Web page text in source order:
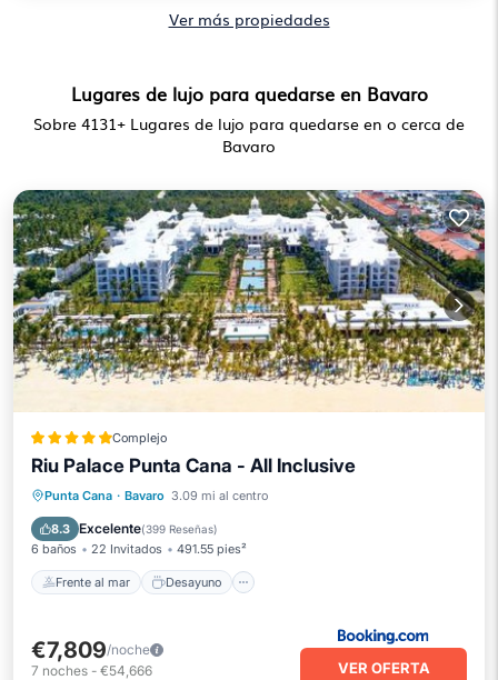
Ver más propiedades
Lugares de lujo para quedarse en Bavaro
Sobre 4131+ Lugares de lujo para quedarse en o cerca de
Bavaro
Complejo
Riu Palace Punta Cana - All Inclusive
Punta Cana · Bavaro 3.09 mi al centro
8.3 Excelente(399 Reseñas)
6 baños 22 Invitados 491.55 pies²
Frente al mar Desayuno
Frente al mar
Desayuno
Aparcamiento
€7,809/noche
7 noches - €54,666 VER OFERTA